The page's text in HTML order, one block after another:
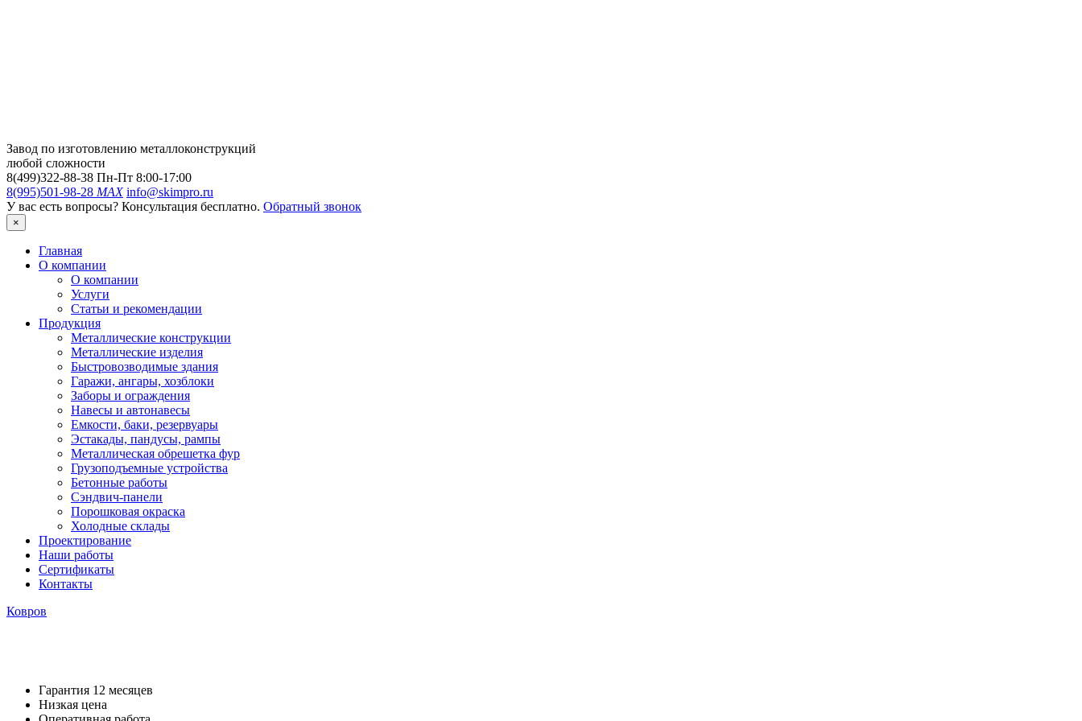
Завод по изготовлению металлоконструкций
любой сложности
8(499)322-88-38 Пн-Пт 8:00-17:00
8(995)501-98-28 MAX info@skimpro.ru
У вас есть вопросы? Консультация бесплатно. Обратный звонок
×
Главная
О компании
О компании
Услуги
Статьи и рекомендации
Продукция
Металлические конструкции
Металлические изделия
Быстровозводимые здания
Гаражи, ангары, хозблоки
Заборы и ограждения
Навесы и автонавесы
Емкости, баки, резервуары
Эстакады, пандусы, рампы
Металлическая обрешетка фур
Грузоподъемные устройства
Бетонные работы
Сэндвич-панели
Порошковая окраска
Холодные склады
Проектирование
Наши работы
Сертификаты
Контакты
Ковров
Гарантия 12 месяцев
Низкая цена